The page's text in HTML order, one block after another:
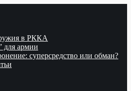
в РККА
для армии
суперсредство или обман?